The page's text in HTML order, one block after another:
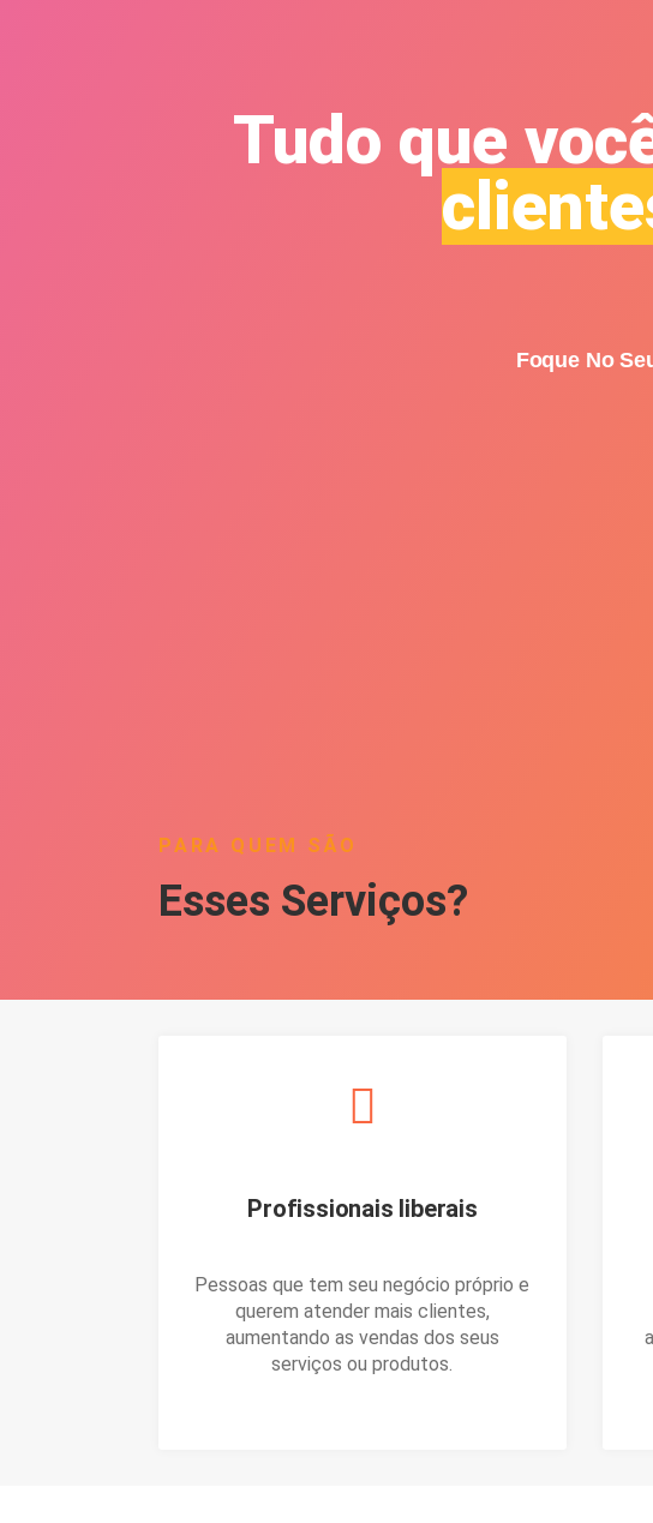
Tudo que
Foque No
PARA QUEM SÃO
Esses Serviços?
Profissionais liberais
Pessoas que tem seu negócio próprio e
querem atender mais clientes,
aumentando as vendas dos seus
serviços ou produtos.